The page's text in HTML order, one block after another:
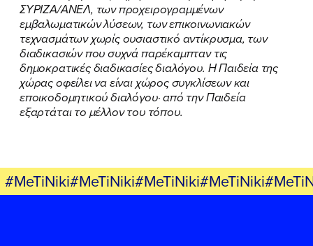
ΣΥΡΙΖΑ/ΑΝΕΛ, των προχειρογραμμένων
εμβαλωματικών λύσεων, των επικοινωνιακών
τεχνασμάτων χωρίς ουσιαστικό αντίκρυσμα, των
διαδικασιών που συχνά παρέκαμπταν τις
δημοκρατικές διαδικασίες διαλόγου. Η Παιδεία της
χώρας οφείλει να είναι χώρος συγκλίσεων και
εποικοδομητικού διαλόγου· από την Παιδεία
εξαρτάται το μέλλον του τόπου.